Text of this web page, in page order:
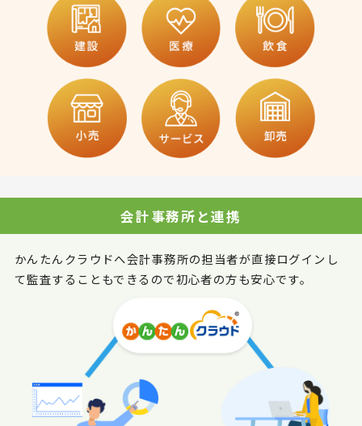
会計事務所と連携
かんたんクラウドへ会計事務所の担当者が直接ログインし
て監査することもできるので初心者の方も安心です。